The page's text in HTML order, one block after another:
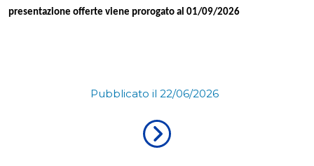
presentazione offerte viene prorogato al 01/09/2026
Pubblicato il 22/06/2026